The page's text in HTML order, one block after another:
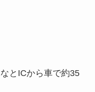
とICから車で約35